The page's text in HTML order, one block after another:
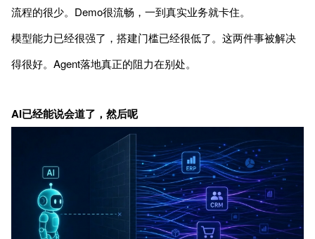
流程的很少。Demo很流畅，一到真实业务就卡住。
模型能力已经很强了，搭建门槛已经很低了。这两件事被解决
得很好。Agent落地真正的阻力在别处。
AI已经能说会道了，然后呢